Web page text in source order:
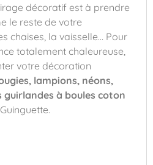
décoratif est à prendre
le reste de votre
chaises, la vaisselle… Pour
totalement chaleureuse,
votre décoration
lampions, néons,
guirlandes à boules coton